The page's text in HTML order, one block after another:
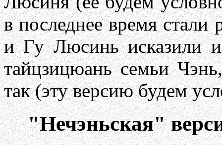
в последнее время стали
и Гу Люсинь исказили
тайцзицюань семьи
так (эту версию будем
"Нечэньская"